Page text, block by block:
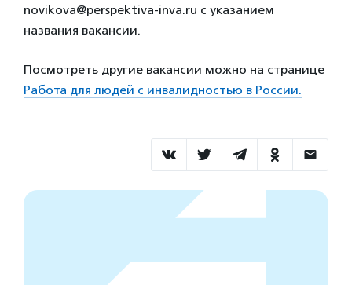
novikova@perspektiva-inva.ru с указанием
названия вакансии.
Посмотреть другие вакансии можно на странице
Работа для людей с инвалидностью в России.